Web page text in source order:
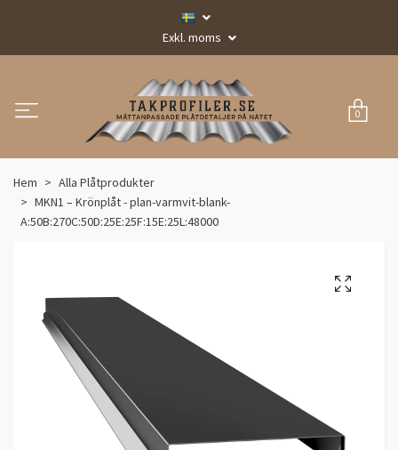
Exkl. moms
0
Hem
Alla Plåtprodukter
MKN1 – Krönplåt - plan-varmvit-blank-
A:50B:270C:50D:25E:25F:15E:25L:48000